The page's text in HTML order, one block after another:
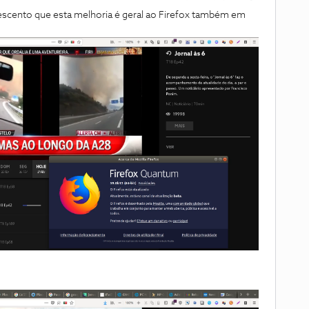
que esta melhoria é geral ao Firefox também em